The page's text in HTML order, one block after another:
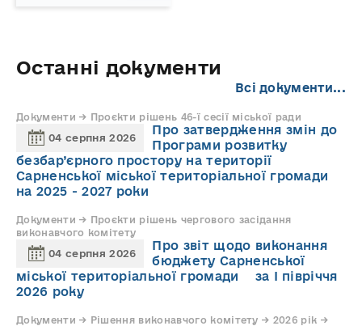
Останні документи
Всі документи...
Документи → Проєкти рішень 46-ї сесії міської ради
04 серпня 2026
Про затвердження змін до
Програми розвитку
безбар’єрного простору на території
Сарненської міської територіальної громади
на 2025 - 2027 роки
Документи → Проєкти рішень чергового засідання
виконавчого комітету
04 серпня 2026
Про звіт щодо виконання
бюджету Сарненської
міської територіальної громади за І півріччя
2026 року
Документи → Рішення виконавчого комітету → 2026 рік →